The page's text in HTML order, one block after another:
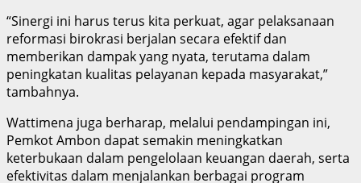
“Sinergi ini harus terus kita perkuat, agar pelaksanaan
reformasi birokrasi berjalan secara efektif dan
memberikan dampak yang nyata, terutama dalam
peningkatan kualitas pelayanan kepada masyarakat,”
tambahnya.
Wattimena juga berharap, melalui pendampingan ini,
Pemkot Ambon dapat semakin meningkatkan
keterbukaan dalam pengelolaan keuangan daerah, serta
efektivitas dalam menjalankan berbagai program